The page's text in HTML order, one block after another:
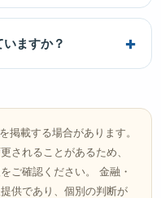
ますか？
掲載する場合があります。
されることがあるため、
ご確認ください。 金融・
供であり、個別の判断が